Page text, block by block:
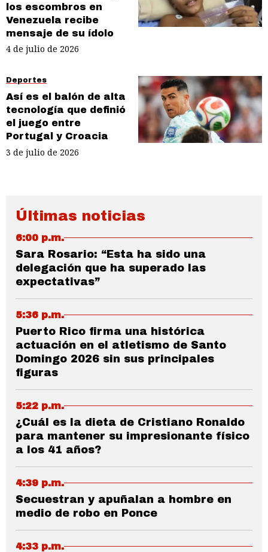
los escombros en
Venezuela recibe
mensaje de su ídolo
4 de julio de 2026
Deportes
Así es el balón de alta
tecnología que definió
el juego entre
Portugal y Croacia
3 de julio de 2026
Últimas noticias
6:00 p.m.
Sara Rosario: “Esta ha sido una
delegación que ha superado las
expectativas”
5:36 p.m.
Puerto Rico firma una histórica
actuación en el atletismo de Santo
Domingo 2026 sin sus principales
figuras
5:22 p.m.
¿Cuál es la dieta de Cristiano Ronaldo
para mantener su impresionante físico
a los 41 años?
4:39 p.m.
Secuestran y apuñalan a hombre en
medio de robo en Ponce
4:33 p.m.